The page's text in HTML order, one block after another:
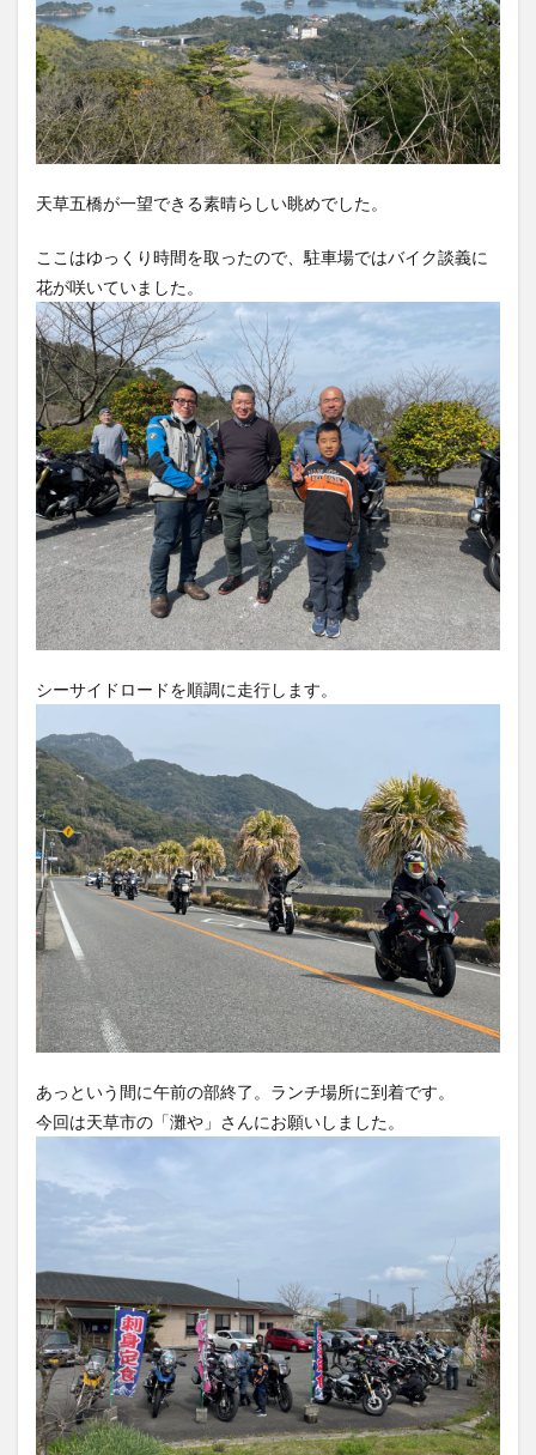
天草五橋が一望できる素晴らしい眺めでした。
ここはゆっくり時間を取ったので、駐車場ではバイク談義に
花が咲いていました。
シーサイドロードを順調に走行します。
あっという間に午前の部終了。ランチ場所に到着です。
今回は天草市の「灘や」さんにお願いしました。